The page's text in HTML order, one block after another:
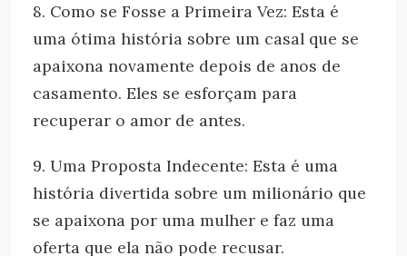
8. Como se Fosse a Primeira Vez: Esta é
uma ótima história sobre um casal que se
apaixona novamente depois de anos de
casamento. Eles se esforçam para
recuperar o amor de antes.
9. Uma Proposta Indecente: Esta é uma
história divertida sobre um milionário que
se apaixona por uma mulher e faz uma
oferta que ela não pode recusar.